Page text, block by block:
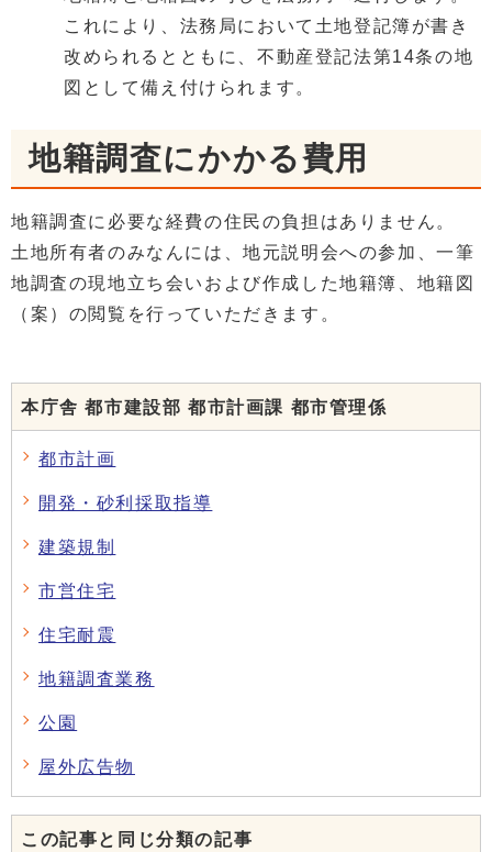
これにより、法務局において土地登記簿が書き
改められるとともに、不動産登記法第14条の地
図として備え付けられます。
地籍調査にかかる費用
地籍調査に必要な経費の住民の負担はありません。
土地所有者のみなんには、地元説明会への参加、一筆
地調査の現地立ち会いおよび作成した地籍簿、地籍図
（案）の閲覧を行っていただきます。
本庁舎 都市建設部 都市計画課 都市管理係
都市計画
開発・砂利採取指導
建築規制
市営住宅
住宅耐震
地籍調査業務
公園
屋外広告物
この記事と同じ分類の記事